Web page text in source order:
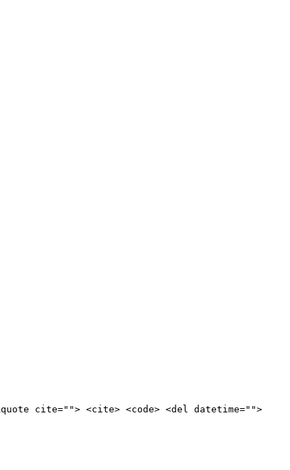
cite=""> <cite> <code> <del datetime="">